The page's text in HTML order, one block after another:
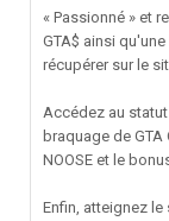
« Passionné » et
GTA$ ainsi
récupérer sur le
Accédez au statut
braquage de
NOOSE et le
Enfin, atteignez